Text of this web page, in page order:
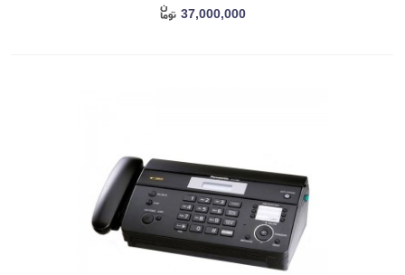
37,000,000